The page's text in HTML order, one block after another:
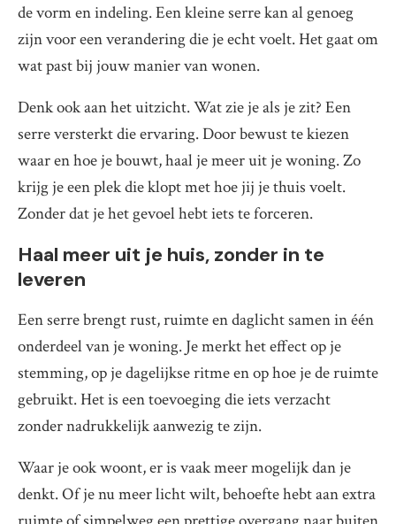
de vorm en indeling. Een kleine serre kan al genoeg
zijn voor een verandering die je echt voelt. Het gaat om
wat past bij jouw manier van wonen.
Denk ook aan het uitzicht. Wat zie je als je zit? Een
serre versterkt die ervaring. Door bewust te kiezen
waar en hoe je bouwt, haal je meer uit je woning. Zo
krijg je een plek die klopt met hoe jij je thuis voelt.
Zonder dat je het gevoel hebt iets te forceren.
Haal meer uit je huis, zonder in te
leveren
Een serre brengt rust, ruimte en daglicht samen in één
onderdeel van je woning. Je merkt het effect op je
stemming, op je dagelijkse ritme en op hoe je de ruimte
gebruikt. Het is een toevoeging die iets verzacht
zonder nadrukkelijk aanwezig te zijn.
Waar je ook woont, er is vaak meer mogelijk dan je
denkt. Of je nu meer licht wilt, behoefte hebt aan extra